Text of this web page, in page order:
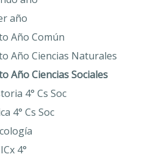
año
Año Común
Año Ciencias Naturales
Año Ciencias Sociales
4° Cs Soc
4° Cs Soc
4°